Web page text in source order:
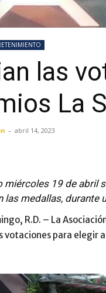
las
La
- abril 14, 2023
miércoles 19 de abril
las medallas, durante
R.D. – La
votaciones para elegir